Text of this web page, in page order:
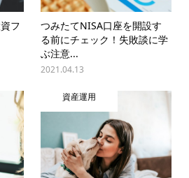
フ
つみたてNISA口座を開設す
る前にチェック！失敗談に学
ぶ注意...
2021.04.13
資産運用